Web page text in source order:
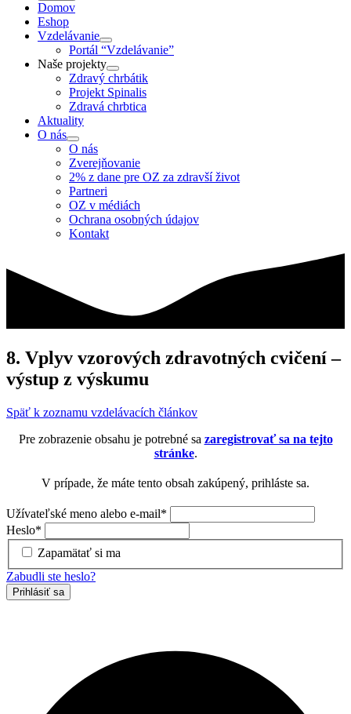
Domov
Eshop
Vzdelávanie
Portál “Vzdelávanie”
Naše projekty
Zdravý chrbátik
Projekt Spinalis
Zdravá chrbtica
Aktuality
O nás
O nás
Zverejňovanie
2% z dane pre OZ za zdravší život
Partneri
OZ v médiách
Ochrana osobných údajov
Kontakt
8. Vplyv vzorových zdravotných cvičení –
výstup z výskumu
Späť k zoznamu vzdelávacích článkov
Pre zobrazenie obsahu je potrebné sa zaregistrovať sa na tejto
stránke.
V prípade, že máte tento obsah zakúpený, prihláste sa.
Užívateľské meno alebo e-mail*
Heslo*
Zapamätať si ma
Zabudli ste heslo?
Prihlásiť sa